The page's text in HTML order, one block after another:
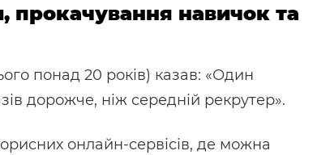
прокачування навичок та
понад 20 років) казав: «Один
дорожче, ніж середній рекрутер».
онлайн-сервісів, де можна